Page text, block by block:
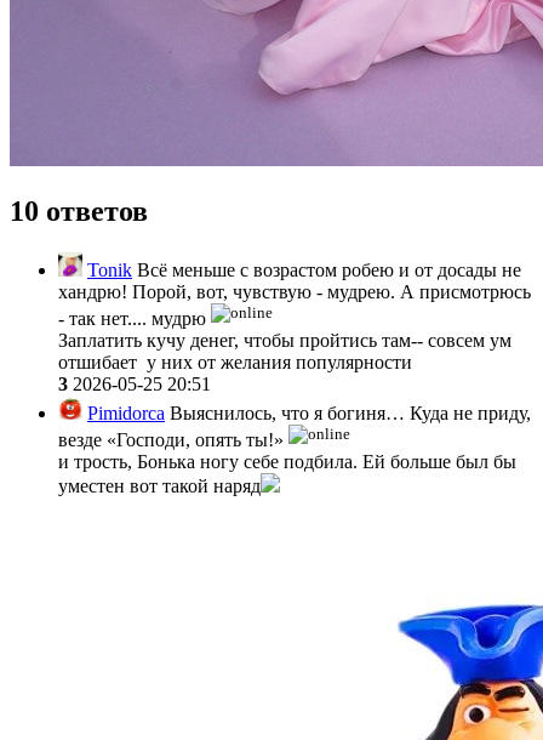
10 ответов
Tonik Всё меньше с возрастом робею и от досады не
хандрю! Порой, вот, чувствую - мудрею. А присмотрюсь
- так нет.... мудрю
Заплатить кучу денег, чтобы пройтись там-- совсем ум
отшибает у них от желания популярности
3 2026-05-25 20:51
Pimidorca Выяснилось, что я богиня… Куда не приду,
везде «Господи, опять ты!»
и трость, Бонька ногу себе подбила. Ей больше был бы
уместен вот такой наряд